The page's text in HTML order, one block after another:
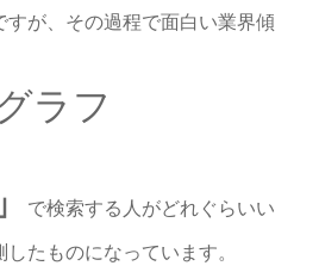
すが、その過程で面白い業界傾
ラフ
で検索する人がどれぐらいい
たものになっています。